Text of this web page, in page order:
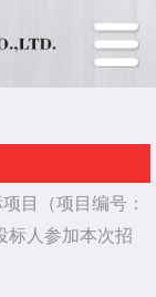
目（项目编号：
标人参加本次招